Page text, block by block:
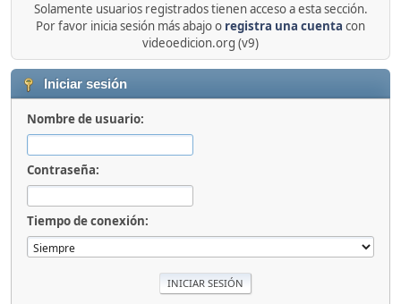
Solamente usuarios registrados tienen acceso a esta sección.
Por favor inicia sesión más abajo o registra una cuenta con
videoedicion.org (v9)
Iniciar sesión
Nombre de usuario:
Contraseña:
Tiempo de conexión: